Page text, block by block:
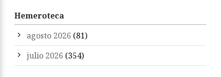
Hemeroteca
agosto 2026 (81)
julio 2026 (354)